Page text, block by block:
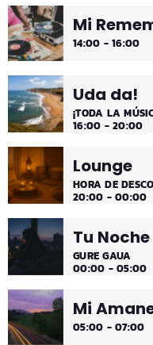
¡Música y más música
Mi
14:00 - 16:00
Uda da!
¡TODA LA
16:00 - 20:00
Lounge
HORA DE
20:00 - 00:00
Tu Noche
GURE GAUA
00:00 - 05:00
Mi
05:00 - 07:00